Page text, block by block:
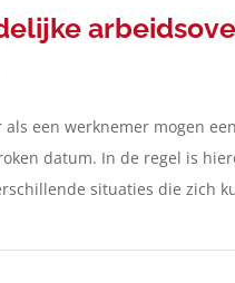
als een werknemer mogen
datum. In de regel is
situaties die zich